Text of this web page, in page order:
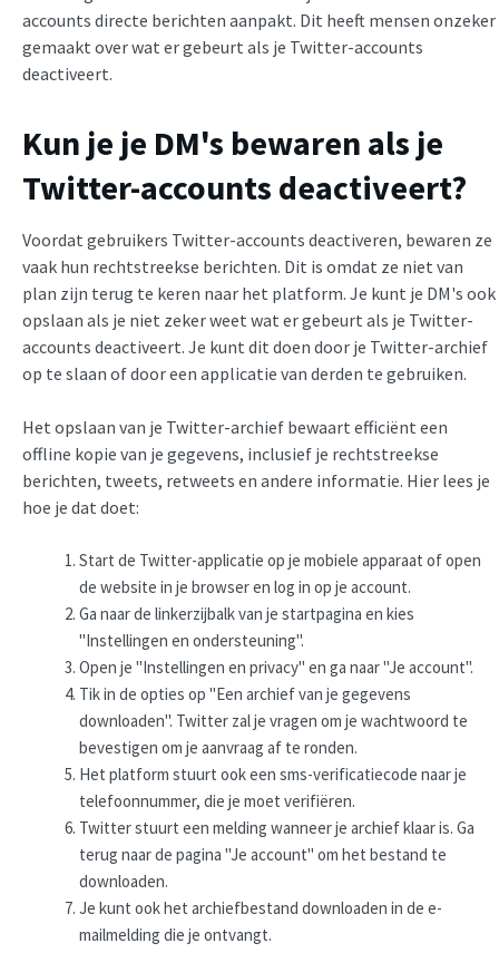
accounts directe berichten aanpakt. Dit heeft mensen onzeker
gemaakt over wat er gebeurt als je Twitter-accounts
deactiveert.
Kun je je DM's bewaren als je
Twitter-accounts deactiveert?
Voordat gebruikers Twitter-accounts deactiveren, bewaren ze
vaak hun rechtstreekse berichten. Dit is omdat ze niet van
plan zijn terug te keren naar het platform. Je kunt je DM's ook
opslaan als je niet zeker weet wat er gebeurt als je Twitter-
accounts deactiveert. Je kunt dit doen door je Twitter-archief
op te slaan of door een applicatie van derden te gebruiken.
Het opslaan van je Twitter-archief bewaart efficiënt een
offline kopie van je gegevens, inclusief je rechtstreekse
berichten, tweets, retweets en andere informatie. Hier lees je
hoe je dat doet:
Start de Twitter-applicatie op je mobiele apparaat of open
de website in je browser en log in op je account.
Ga naar de linkerzijbalk van je startpagina en kies
"Instellingen en ondersteuning".
Open je "Instellingen en privacy" en ga naar "Je account".
Tik in de opties op "Een archief van je gegevens
downloaden". Twitter zal je vragen om je wachtwoord te
bevestigen om je aanvraag af te ronden.
Het platform stuurt ook een sms-verificatiecode naar je
telefoonnummer, die je moet verifiëren.
Twitter stuurt een melding wanneer je archief klaar is. Ga
terug naar de pagina "Je account" om het bestand te
downloaden.
Je kunt ook het archiefbestand downloaden in de e-
mailmelding die je ontvangt.